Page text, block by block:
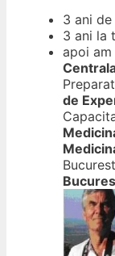
3 ani de
3 ani la
apoi
de